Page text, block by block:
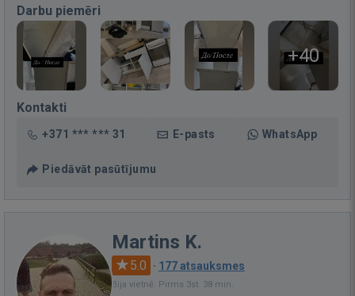
Darbu piemēri
+40
Kontakti
+371 *** *** 31 E-pasts WhatsApp
Piedāvāt pasūtījumu
Martins K.
5.0 · 177 atsauksmes
Bija vietnē: Pirms 3st. 38 min.